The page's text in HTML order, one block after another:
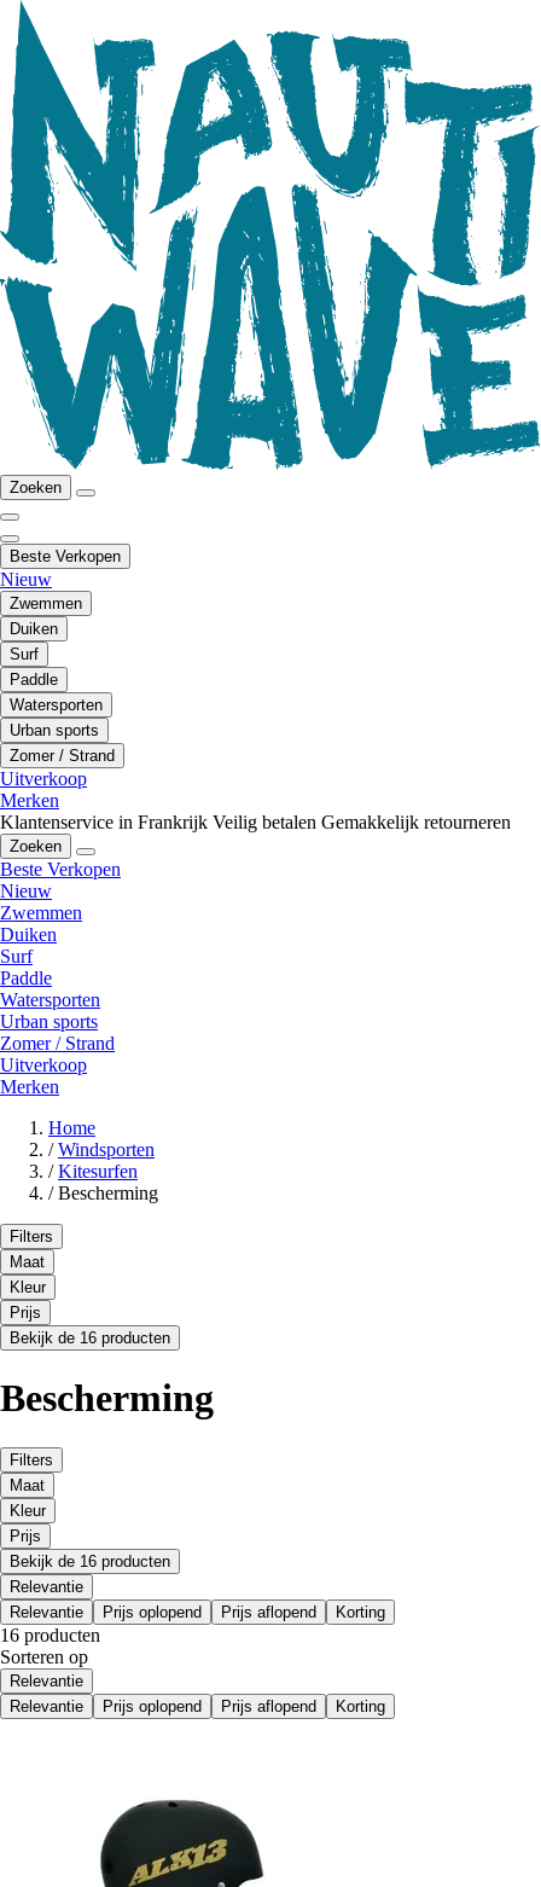
Zoeken
Beste Verkopen
Nieuw
Zwemmen
Duiken
Surf
Paddle
Watersporten
Urban sports
Zomer / Strand
Uitverkoop
Merken
Klantenservice in Frankrijk Veilig betalen Gemakkelijk retourneren
Zoeken
Beste Verkopen
Nieuw
Zwemmen
Duiken
Surf
Paddle
Watersporten
Urban sports
Zomer / Strand
Uitverkoop
Merken
Home
/ Windsporten
/ Kitesurfen
/ Bescherming
Filters
Maat
Kleur
Prijs
Bekijk de 16 producten
Bescherming
Filters
Maat
Kleur
Prijs
Bekijk de 16 producten
Relevantie
Relevantie
Prijs oplopend Prijs aflopend Korting
16 producten
Sorteren op
Relevantie
Relevantie
Prijs oplopend Prijs aflopend Korting